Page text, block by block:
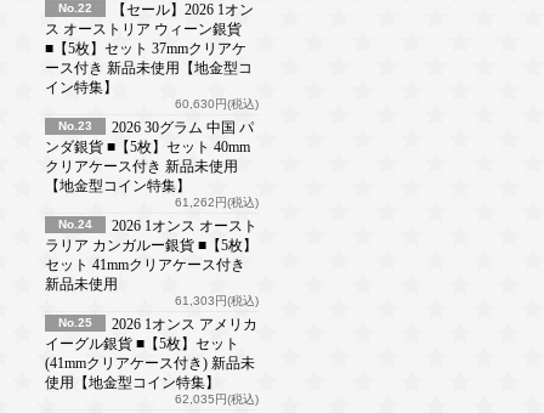
No.22
【セール】2026 1オン
ス オーストリア ウィーン銀貨
■【5枚】セット 37mmクリアケ
ース付き 新品未使用【地金型コ
イン特集】
60,630円(税込)
No.23
2026 30グラム 中国 パ
ンダ銀貨 ■【5枚】セット 40mm
クリアケース付き 新品未使用
【地金型コイン特集】
61,262円(税込)
No.24
2026 1オンス オースト
ラリア カンガルー銀貨 ■【5枚】
セット 41mmクリアケース付き
新品未使用
61,303円(税込)
No.25
2026 1オンス アメリカ
イーグル銀貨 ■【5枚】セット
(41mmクリアケース付き) 新品未
使用【地金型コイン特集】
62,035円(税込)